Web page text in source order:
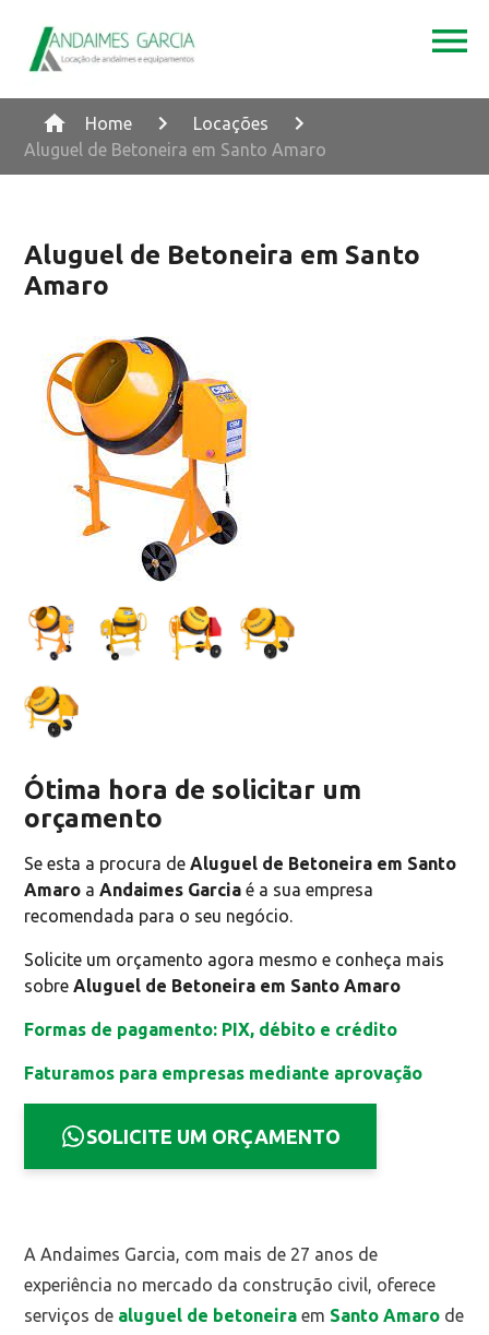
Home
Locações
Aluguel de Betoneira em Santo Amaro
Aluguel de Betoneira em Santo
Amaro
Ótima hora de solicitar um
orçamento
Se esta a procura deAluguel de Betoneira em Santo
Amaro aAndaimes Garcia é a sua empresa
recomendada para o seu negócio.
Solicite um orçamento agora mesmo e conheça mais
sobreAluguel de Betoneira em Santo Amaro
Formas de pagamento: PIX, débito e crédito
Faturamos para empresas mediante aprovação
SOLICITE UM ORÇAMENTO
A Andaimes Garcia, com mais de 27 anos de
experiência no mercado da construção civil, oferece
serviços de aluguel de betoneira em Santo Amaro de